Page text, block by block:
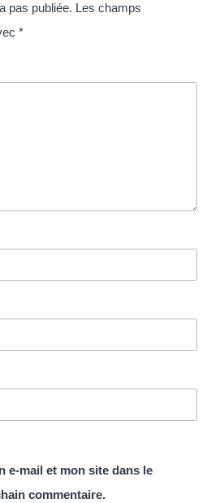
pas publiée. Les champs
*
e-mail et mon site dans le
commentaire.